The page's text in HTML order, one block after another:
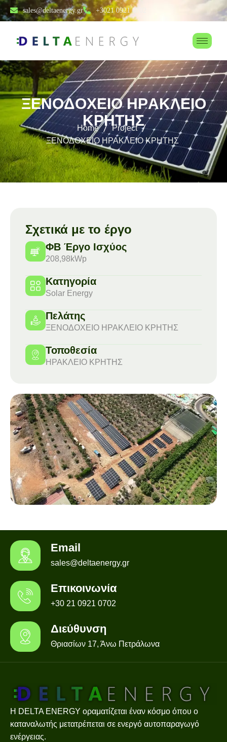
sales@deltaenergy.gr +3021 0921 0702
ΞΕΝΟΔΟΧΕΙΟ ΗΡΑΚΛΕΙΟ
ΚΡΗΤΗΣ
Home
Project
ΞΕΝΟΔΟΧΕΙΟ ΗΡΑΚΛΕΙΟ ΚΡΗΤΗΣ
Σχετικά με το έργο
ΦΒ Έργο Ισχύος
208,98kWp
Κατηγορία
Solar Energy
Πελάτης
ΞΕΝΟΔΟΧΕΙΟ ΗΡΑΚΛΕΙΟ ΚΡΗΤΗΣ
Τοποθεσία
ΗΡΑΚΛΕΙΟ ΚΡΗΤΗΣ
Email
sales@deltaenergy.gr
Επικοινωνία
+30 21 0921 0702
Διεύθυνση
Θριασίων 17, Άνω Πετράλωνα
Η DELTA ENERGY οραματίζεται έναν κόσμο όπου ο
καταναλωτής μετατρέπεται σε ενεργό αυτοπαραγωγό
ενέργειας.